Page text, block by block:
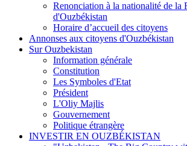
Renonciation à la nationalité de la
d'Ouzbékistan
Horaire d’accueil des citoyens
Annonses aux citoyens d'Ouzbékistan
Sur Ouzbekistan
Information générale
Constitution
Les Symboles d'Etat
Président
L'Oliy Majlis
Gouvernement
Politique étrangère
INVESTIR EN OUZBÉKISTAN